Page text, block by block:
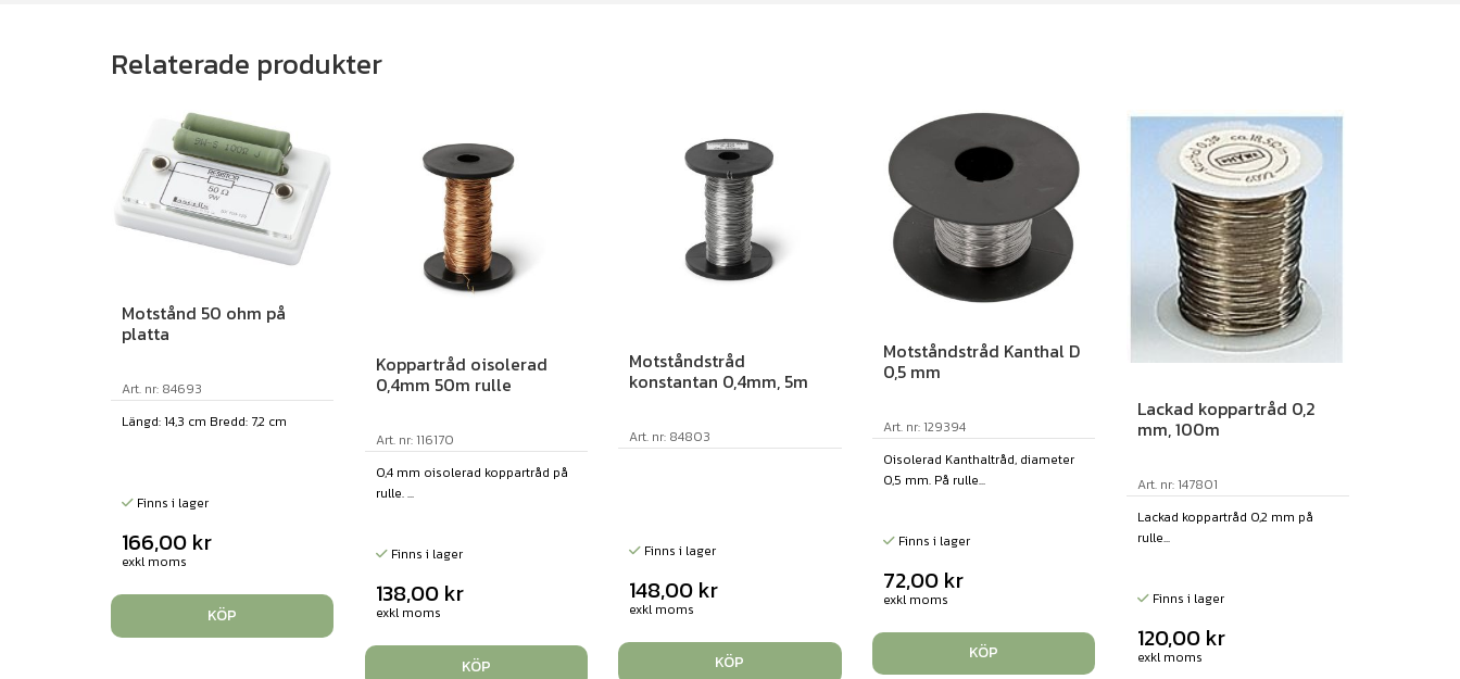
Relaterade produkter
Motstånd 50 ohm på
platta
Art. nr: 84693
Längd: 14,3 cm Bredd: 7,2 cm
Finns i lager
166,00 kr
exkl moms
KÖP
Koppartråd oisolerad
0,4mm 50m rulle
Art. nr: 116170
0,4 mm oisolerad koppartråd på
rulle. ...
Finns i lager
138,00 kr
exkl moms
KÖP
Motståndstråd
konstantan 0,4mm, 5m
Art. nr: 84803
Finns i lager
148,00 kr
exkl moms
KÖP
Motståndstråd Kanthal D
0,5 mm
Art. nr: 129394
Oisolerad Kanthaltråd, diameter
0,5 mm. På rulle...
Finns i lager
72,00 kr
exkl moms
KÖP
Lackad koppartråd 0,2
mm, 100m
Art. nr: 147801
Lackad koppartråd 0,2 mm på
rulle...
Finns i lager
120,00 kr
exkl moms